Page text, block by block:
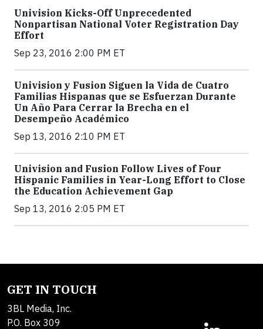
Univision Kicks-Off Unprecedented
Nonpartisan National Voter Registration Day
Effort
Sep 23, 2016 2:00 PM ET
Univision y Fusion Siguen la Vida de Cuatro
Familias Hispanas que se Esfuerzan Durante
Un Año Para Cerrar la Brecha en el
Desempeño Académico
Sep 13, 2016 2:10 PM ET
Univision and Fusion Follow Lives of Four
Hispanic Families in Year-Long Effort to Close
the Education Achievement Gap
Sep 13, 2016 2:05 PM ET
GET IN TOUCH
3BL Media, Inc.
P.O. Box 309